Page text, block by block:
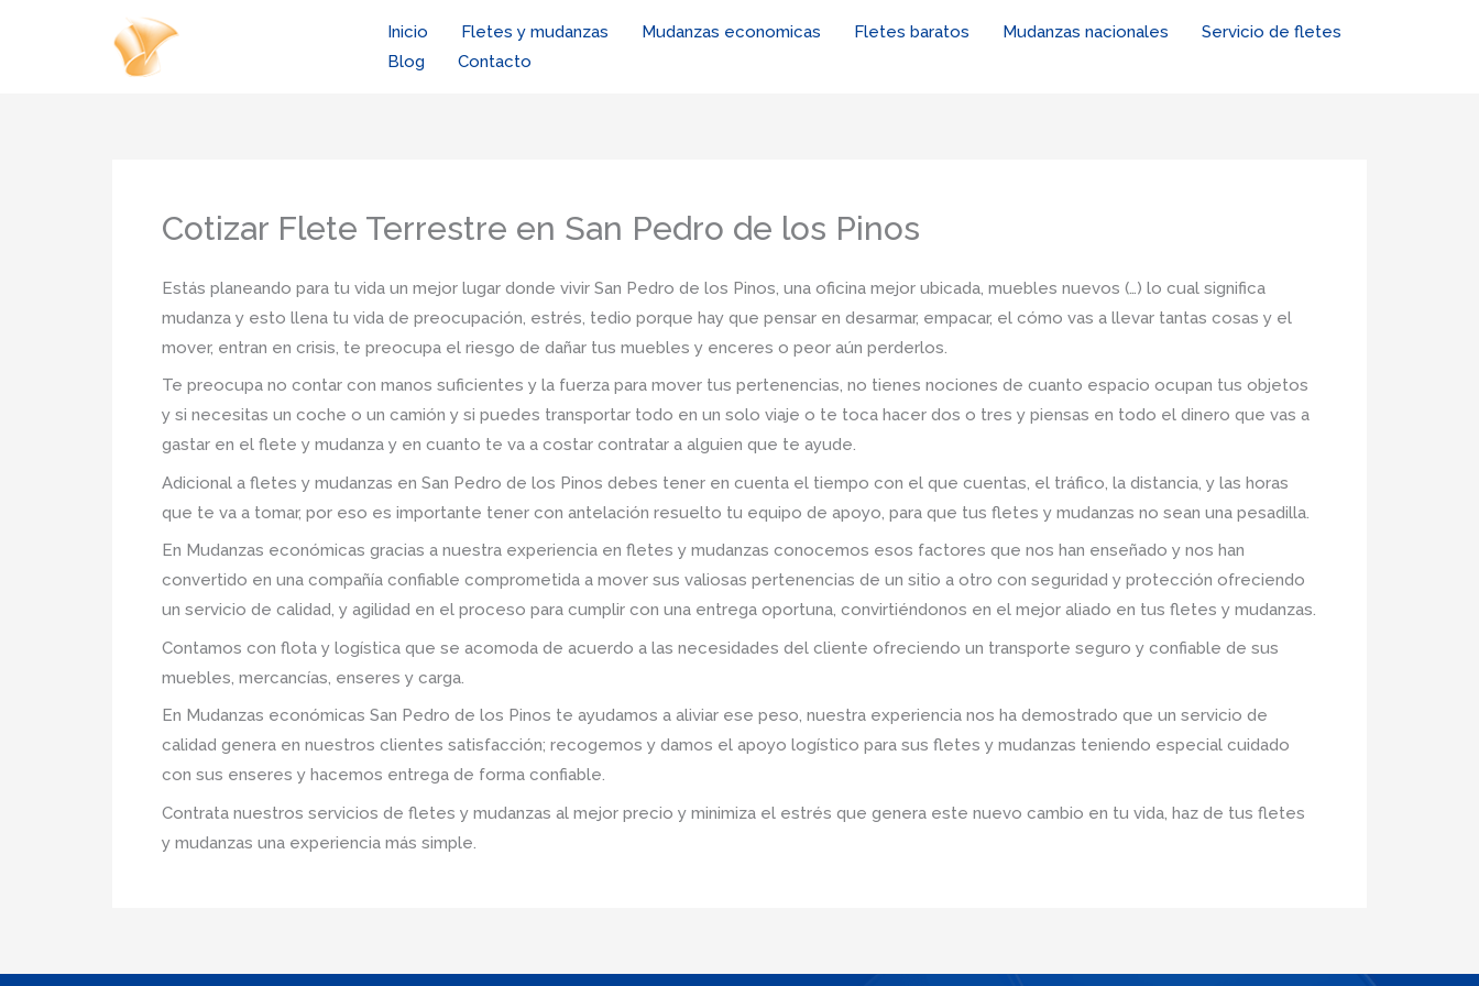
Inicio Fletes y mudanzas Mudanzas economicas Fletes baratos Mudanzas nacionales
Servicio de fletes
Blog
Contacto
Cotizar Flete Terrestre en San Pedro de los Pinos
Estás planeando para tu vida un mejor lugar donde vivir San Pedro de los Pinos, una oficina mejor ubicada, muebles nuevos (…) lo cual significa
mudanza y esto llena tu vida de preocupación, estrés, tedio porque hay que pensar en desarmar, empacar, el cómo vas a llevar tantas cosas y el
mover, entran en crisis, te preocupa el riesgo de dañar tus muebles y enceres o peor aún perderlos.
Te preocupa no contar con manos suficientes y la fuerza para mover tus pertenencias, no tienes nociones de cuanto espacio ocupan tus objetos
y si necesitas un coche o un camión y si puedes transportar todo en un solo viaje o te toca hacer dos o tres y piensas en todo el dinero que vas a
gastar en el flete y mudanza y en cuanto te va a costar contratar a alguien que te ayude.
Adicional a fletes y mudanzas en San Pedro de los Pinos debes tener en cuenta el tiempo con el que cuentas, el tráfico, la distancia, y las horas
que te va a tomar, por eso es importante tener con antelación resuelto tu equipo de apoyo, para que tus fletes y mudanzas no sean una pesadilla.
En Mudanzas económicas gracias a nuestra experiencia en fletes y mudanzas conocemos esos factores que nos han enseñado y nos han
convertido en una compañía confiable comprometida a mover sus valiosas pertenencias de un sitio a otro con seguridad y protección ofreciendo
un servicio de calidad, y agilidad en el proceso para cumplir con una entrega oportuna, convirtiéndonos en el mejor aliado en tus fletes y mudanzas.
Contamos con flota y logística que se acomoda de acuerdo a las necesidades del cliente ofreciendo un transporte seguro y confiable de sus
muebles, mercancías, enseres y carga.
En Mudanzas económicas San Pedro de los Pinos te ayudamos a aliviar ese peso, nuestra experiencia nos ha demostrado que un servicio de
calidad genera en nuestros clientes satisfacción; recogemos y damos el apoyo logístico para sus fletes y mudanzas teniendo especial cuidado
con sus enseres y hacemos entrega de forma confiable.
Contrata nuestros servicios de fletes y mudanzas al mejor precio y minimiza el estrés que genera este nuevo cambio en tu vida, haz de tus fletes
y mudanzas una experiencia más simple.